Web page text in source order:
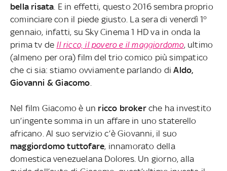
bella risata. E in effetti, questo 2016 sembra proprio
cominciare con il piede giusto. La sera di venerdì 1°
gennaio, infatti, su Sky Cinema 1 HD va in onda la
prima tv de Il ricco, il povero e il maggiordomo, ultimo
(almeno per ora) film del trio comico più simpatico
che ci sia: stiamo ovviamente parlando diAldo,
Giovanni & Giacomo.
Nel film Giacomo è un ricco broker che ha investito
un’ingente somma in un affare in uno staterello
africano. Al suo servizio c’è Giovanni, il suo
maggiordomo tuttofare, innamorato della
domestica venezuelana Dolores. Un giorno, alla